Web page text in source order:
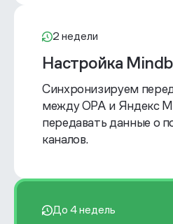
2 недели
Настройка
Синхронизируем
между OPA и Яндекс
передавать данные о
каналов.
До 4 недель